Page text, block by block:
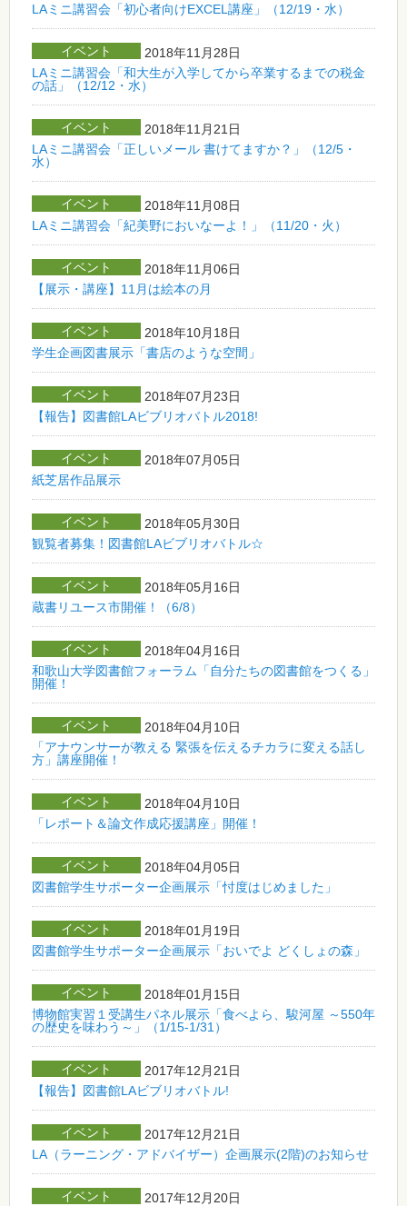
LAミニ講習会「初心者向けEXCEL講座」（12/19・水）
イベント
2018年11月28日
LAミニ講習会「和大生が入学してから卒業するまでの税金
の話」（12/12・水）
イベント
2018年11月21日
LAミニ講習会「正しいメール 書けてますか？」（12/5・
水）
イベント
2018年11月08日
LAミニ講習会「紀美野においなーよ！」（11/20・火）
イベント
2018年11月06日
【展示・講座】11月は絵本の月
イベント
2018年10月18日
学生企画図書展示「書店のような空間」
イベント
2018年07月23日
【報告】図書館LAビブリオバトル2018!
イベント
2018年07月05日
紙芝居作品展示
イベント
2018年05月30日
観覧者募集！図書館LAビブリオバトル☆
イベント
2018年05月16日
蔵書リユース市開催！（6/8）
イベント
2018年04月16日
和歌山大学図書館フォーラム「自分たちの図書館をつくる」
開催！
イベント
2018年04月10日
「アナウンサーが教える 緊張を伝えるチカラに変える話し
方」講座開催！
イベント
2018年04月10日
「レポート＆論文作成応援講座」開催！
イベント
2018年04月05日
図書館学生サポーター企画展示「忖度はじめました」
イベント
2018年01月19日
図書館学生サポーター企画展示「おいでよ どくしょの森」
イベント
2018年01月15日
博物館実習１受講生パネル展示「食べよら、駿河屋 ～550年
の歴史を味わう～」（1/15-1/31）
イベント
2017年12月21日
【報告】図書館LAビブリオバトル!
イベント
2017年12月21日
LA（ラーニング・アドバイザー）企画展示(2階)のお知らせ
イベント
2017年12月20日